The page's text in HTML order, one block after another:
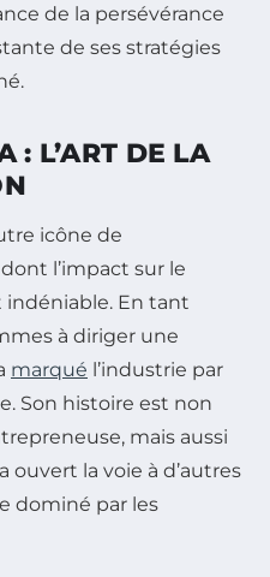
de la persévérance
de ses stratégies
: L’ART DE LA
icône de
l’impact sur le
En tant
à diriger une
marqué l’industrie par
Son histoire est non
mais aussi
ouvert la voie à d’autres
dominé par les